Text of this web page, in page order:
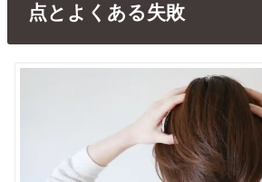
点とよくある失敗